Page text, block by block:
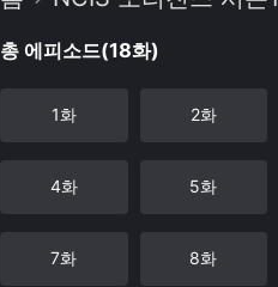
총 에피소드(18화)
1화 2화
4화 5화
7화 8화